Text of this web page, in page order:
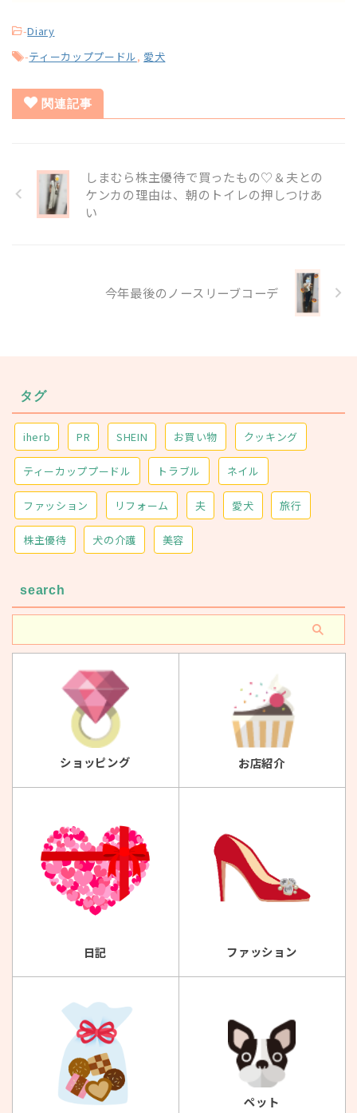
-Diary
-ティーカッププードル, 愛犬
関連記事
しまむら株主優待で買ったもの♡＆夫との
ケンカの理由は、朝のトイレの押しつけあ
い
今年最後のノースリーブコーデ
タグ
iherb PR SHEIN お買い物 クッキング
ティーカッププードル トラブル ネイル
ファッション リフォーム 夫 愛犬 旅行
株主優待 犬の介護 美容
search
ショッピング お店紹介
日記 ファッション
ペット